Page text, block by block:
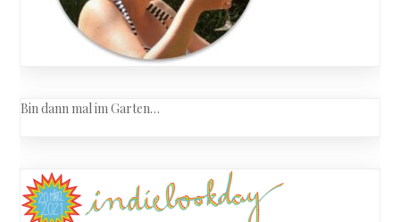
Bin dann mal im Garten…